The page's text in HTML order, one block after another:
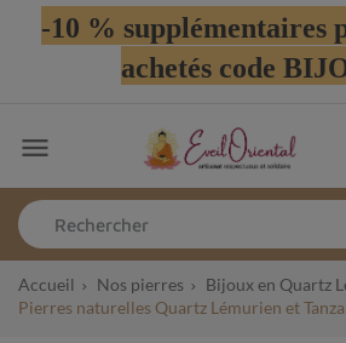
-10 % supplémentaires
achetés code

Accueil Nos pierres Bijoux en Quartz
Pierres naturelles Quartz Lémurien et